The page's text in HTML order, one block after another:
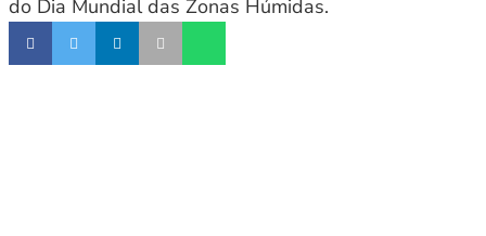
do Dia Mundial das Zonas Húmidas.